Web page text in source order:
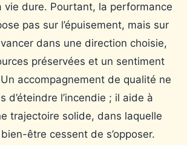
vie dure. Pourtant, la performance
pas sur l’épuisement, mais sur
dans une direction choisie,
préservées et un sentiment
accompagnement de qualité ne
d’éteindre l’incendie ; il aide à
trajectoire solide, dans laquelle
être cessent de s’opposer.